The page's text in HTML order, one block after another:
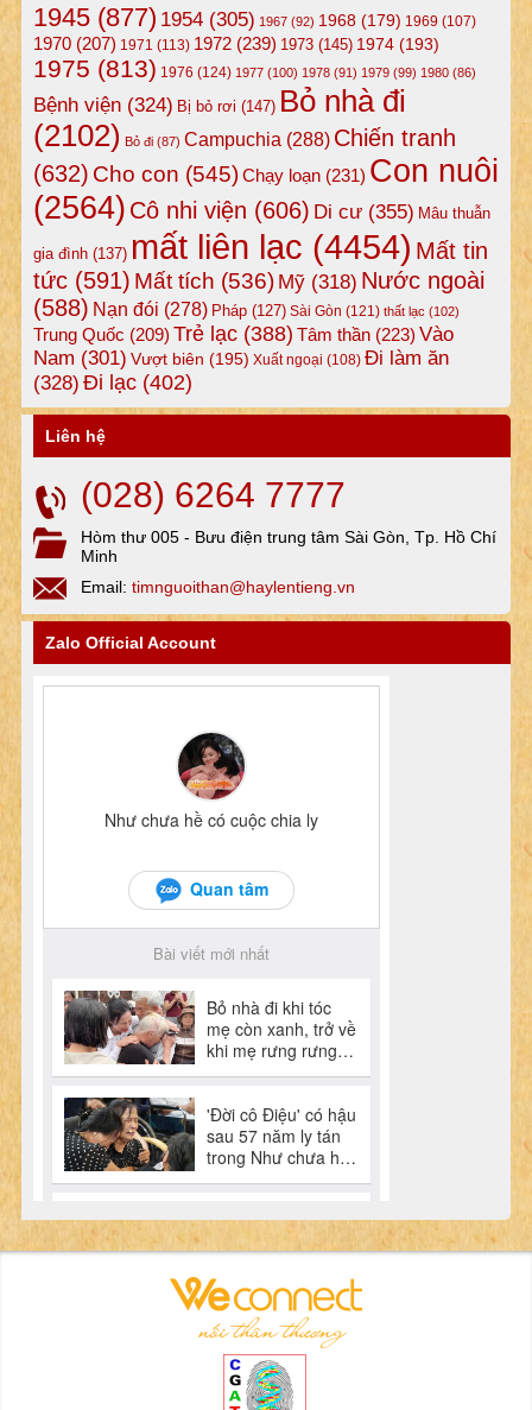
1945(877) 1954(305) 1967(92) 1968(179) 1969 (107)
1970(207) 1971 (113) 1972(239) 1973(145) 1974(193)
1975 (813) 1976 (124) 1977(100) 1978(91) 1979(99) 1980(86)
Bệnh viện(324) Bị bỏ rơi (147) Bỏ nhà đi
(2102) Bỏ đi(87) Campuchia (288) Chiến tranh
(632) Cho con (545)Chạy loạn(231) Con nuôi
(2564) Cô nhi viện (606) Di cư(355) Mâu thuẫn
gia đình(137) mất liên lạc (4454) Mất tin
tức(591) Mất tích (536) Mỹ(318) Nước ngoài
(588) Nạn đói (278) Pháp(127) Sài Gòn (121) thất lạc (102)
Trung Quốc (209) Trẻ lạc(388) Tâm thần(223) Vào
Nam (301) Vượt biên (195) Xuất ngoại (108) Đi làm ăn
(328) Đi lạc(402)
Liên hệ
(028) 6264 7777
Hòm thư 005 - Bưu điện trung tâm Sài Gòn, Tp. Hồ Chí
Minh
Email: timnguoithan@haylentieng.vn
Zalo Official Account